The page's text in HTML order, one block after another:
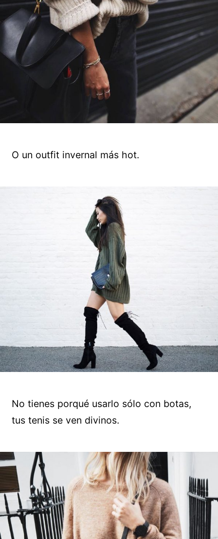
O un outfit invernal más hot.
No tienes porqué usarlo sólo con botas,
tus tenis se ven divinos.